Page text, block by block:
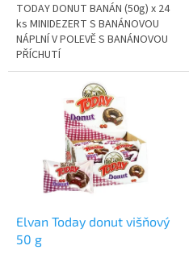
TODAY DONUT BANÁN (50g) x 24
ks MINIDEZERT S BANÁNOVOU
NÁPLNÍ V POLEVĚ S BANÁNOVOU
PŘÍCHUTÍ
Elvan Today donut višňový
50 g